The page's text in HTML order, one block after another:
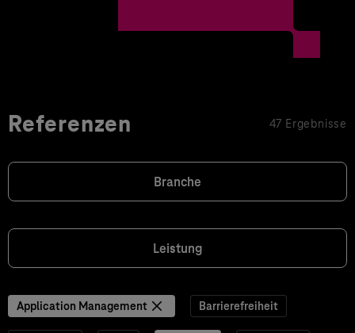
Referenzen 47 Ergebnisse
Branche
Leistung
Application Management Barrierefreiheit